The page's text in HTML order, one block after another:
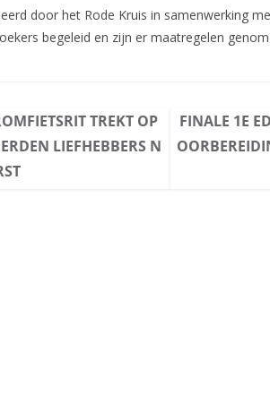
door het Rode Kruis in samenwerking
begeleid en zijn er maatregelen
TREKT OP
LIEFHEBBERS N
FINALE 1E